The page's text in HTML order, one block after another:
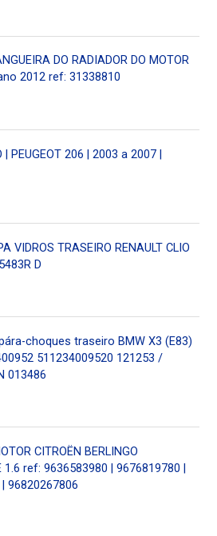
DO RADIADOR DO MOTOR
2012 ref: 31338810
| PEUGEOT 206 | 2003 a 2007 |
VIDROS TRASEIRO RENAULT CLIO
D
choques traseiro BMW X3 (E83)
511234009520 121253 /
013486
CITROËN BERLINGO
1.6 ref: 9636583980 | 9676819780 |
96820267806